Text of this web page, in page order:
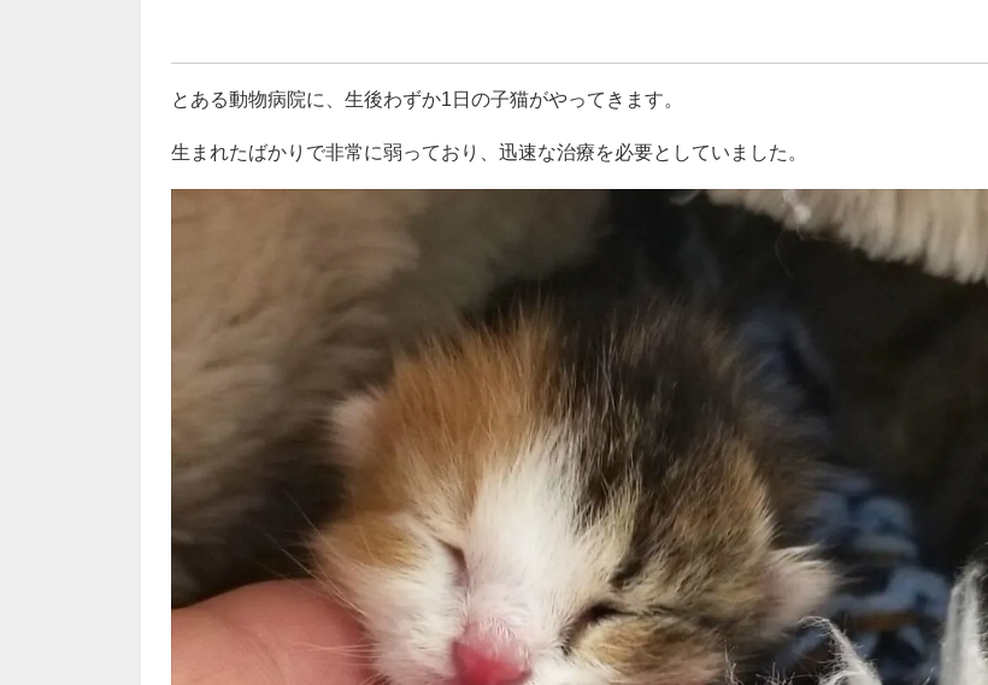
とある動物病院に、生後わずか1日の子猫がやってきます。
生まれたばかりで非常に弱っており、迅速な治療を必要としていました。